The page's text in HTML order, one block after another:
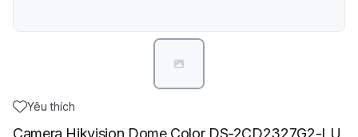
Yêu thích
Camera Hikvision Dome Color DS-2CD2327G2-LU